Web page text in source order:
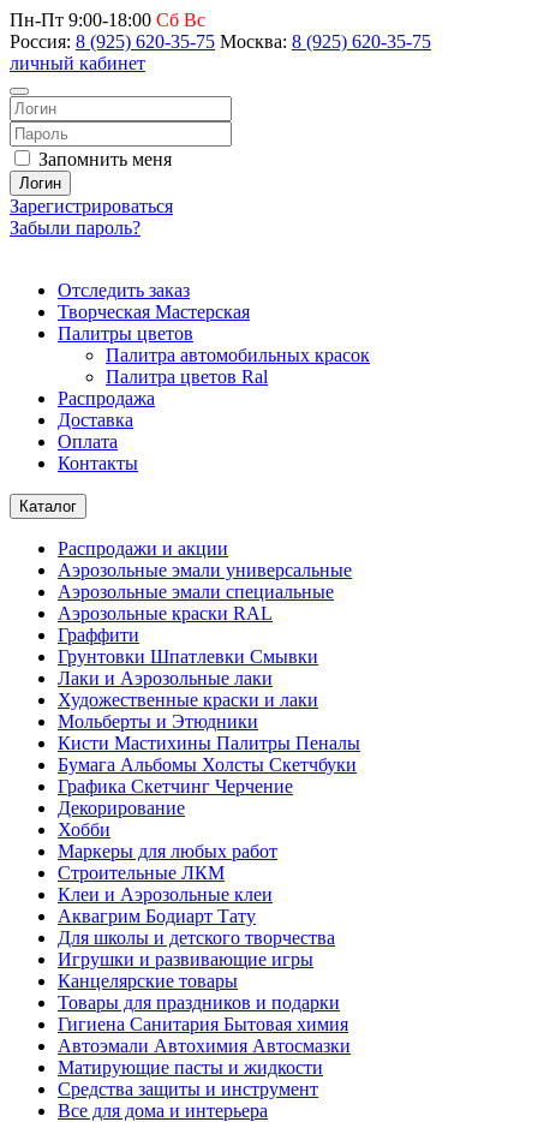
Пн-Пт 9:00-18:00 Сб Вс
Россия: 8 (925) 620-35-75 Москва: 8 (925) 620-35-75
личный кабинет
Запомнить меня
Логин
Зарегистрироваться
Забыли пароль?
Отследить заказ
Творческая Мастерская
Палитры цветов
Палитра автомобильных красок
Палитра цветов Ral
Распродажа
Доставка
Оплата
Контакты
Каталог
Распродажи и акции
Аэрозольные эмали универсальные
Аэрозольные эмали специальные
Аэрозольные краски RAL
Граффити
Грунтовки Шпатлевки Смывки
Лаки и Аэрозольные лаки
Художественные краски и лаки
Мольберты и Этюдники
Кисти Мастихины Палитры Пеналы
Бумага Альбомы Холсты Скетчбуки
Графика Скетчинг Черчение
Декорирование
Хобби
Маркеры для любых работ
Строительные ЛКМ
Клеи и Аэрозольные клеи
Аквагрим Бодиарт Тату
Для школы и детского творчества
Игрушки и развивающие игры
Канцелярские товары
Товары для праздников и подарки
Гигиена Санитария Бытовая химия
Автоэмали Автохимия Автосмазки
Матирующие пасты и жидкости
Средства защиты и инструмент
Все для дома и интерьера